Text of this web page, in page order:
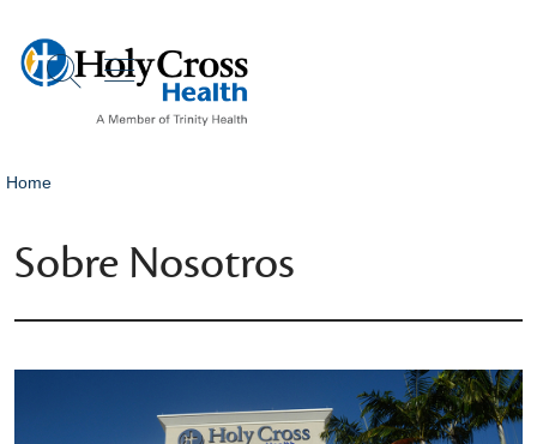
search
show off canvas menu
Home
Sobre Nosotros